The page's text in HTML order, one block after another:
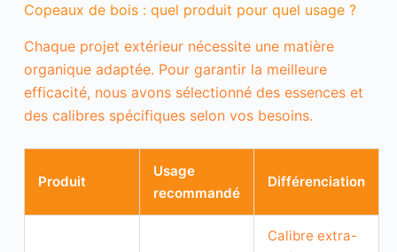
Copeaux de bois : quel produit pour quel usage ?
Chaque projet extérieur nécessite une matière
organique adaptée. Pour garantir la meilleure
efficacité, nous avons sélectionné des essences et
des calibres spécifiques selon vos besoins.
Produit
Usage
recommandé
Différenciation
Calibre extra-